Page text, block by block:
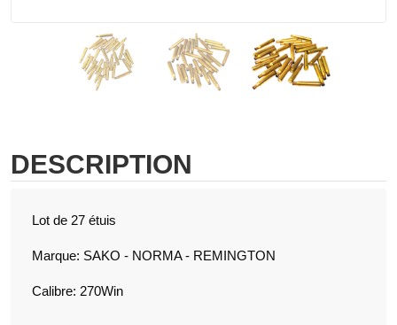
DESCRIPTION
Lot de 27 étuis
Marque: SAKO - NORMA - REMINGTON
Calibre: 270Win